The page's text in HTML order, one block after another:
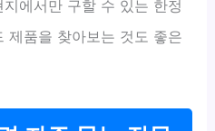
에서만 구할 수 있는 한정
제품을 찾아보는 것도 좋은